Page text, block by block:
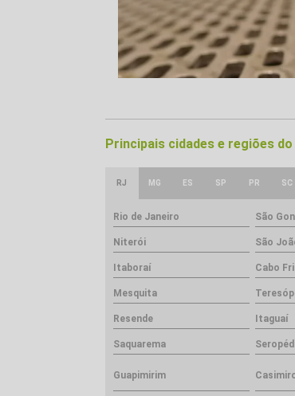
Principais cidades e regiões
RJ MG ES SP PR SC
Rio de Janeiro São
Niterói São
Itaboraí Cabo
Mesquita
Resende Itaguaí
Saquarema
Guapimirim